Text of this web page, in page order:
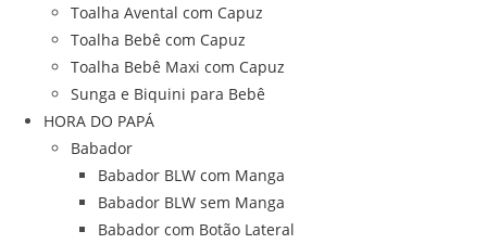
Toalha Avental com Capuz
Toalha Bebê com Capuz
Toalha Bebê Maxi com Capuz
Sunga e Biquini para Bebê
HORA DO PAPÁ
Babador
Babador BLW com Manga
Babador BLW sem Manga
Babador com Botão Lateral